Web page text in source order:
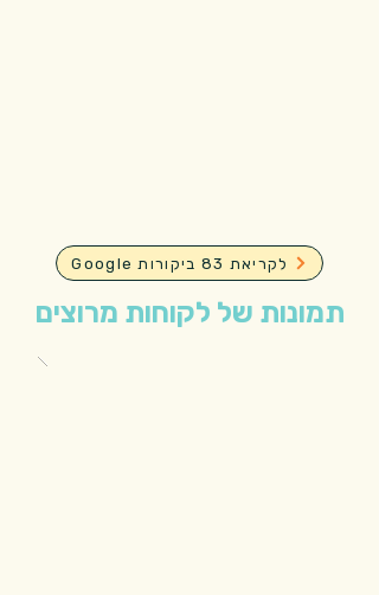
Google לקריאת 83 ביקורות
תמונות של לקוחות מרוצים